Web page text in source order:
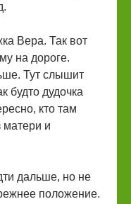
Вера. Так вот
на дороге.
Тут слышит
будто дудочка
кто там
матери и
дальше, но не
положение.